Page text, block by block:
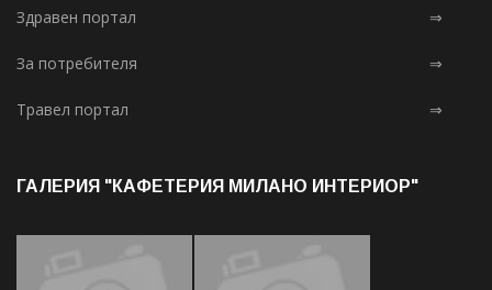
Здравен портал ⇒
За потребителя ⇒
Травел портал ⇒
ГАЛЕРИЯ "КАФЕТЕРИЯ МИЛАНО ИНТЕРИОР"